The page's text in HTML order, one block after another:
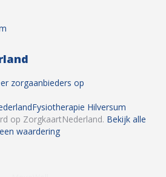
Fysiotherapie Hilversum
op ZorgkaartNederland. Bekijk alle
waardering